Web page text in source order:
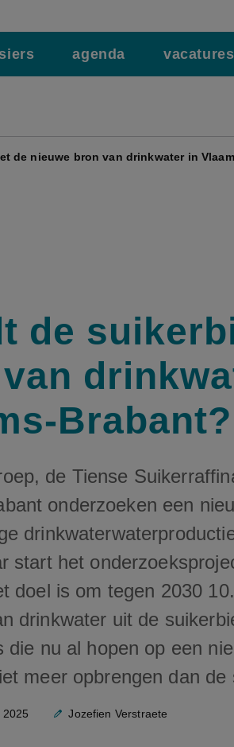
agenda vacatures
de nieuwe bron van drinkwater in
de
Brabant?
de Tiense
onderzoeken een
start het
doel is om tegen 2030
drinkwater uit de
die nu al hopen op een
meer opbrengen dan de
2025 Jozefien Verstraete